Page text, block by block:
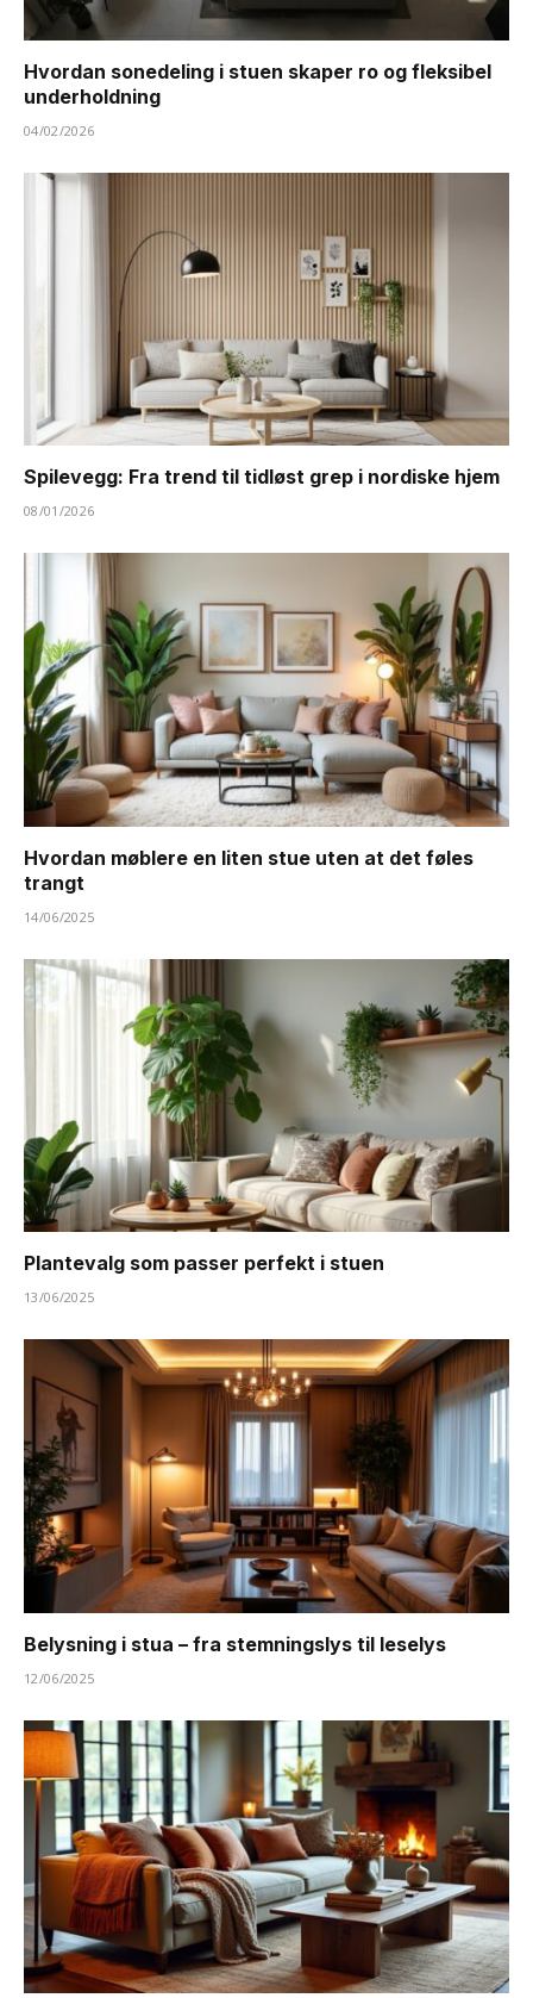
Hvordan sonedeling i stuen skaper ro og fleksibel
underholdning
04/02/2026
Spilevegg: Fra trend til tidløst grep i nordiske hjem
08/01/2026
Hvordan møblere en liten stue uten at det føles
trangt
14/06/2025
Plantevalg som passer perfekt i stuen
13/06/2025
Belysning i stua – fra stemningslys til leselys
12/06/2025